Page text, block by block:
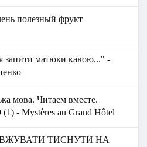
полезный фрукт
запити матюки кавою..." -
мова. Читаем вместе.
(1) - Mystères au Grand Hôtel
ТИСНУТИ НА